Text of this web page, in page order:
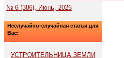
№ 6 (386), Июнь, 2026
Неслучайно-случайная статья для
Вас:
УСТРОИТЕЛЬНИЦА ЗЕМЛИ